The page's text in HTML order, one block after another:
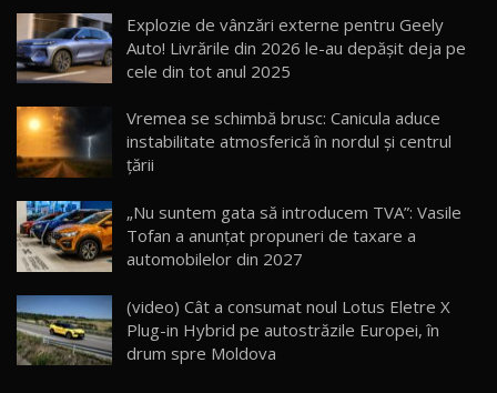
16
AutoBlogMD
13:10
17
30:08
Noul Geely EX5 EM-i care a cucerit Moldova
AutoBlog.MD
23:36
20
Noul ZEEKR 7X / Test Drive AutoBlog.MD
29:08
Explozie de vânzări externe pentru Geely
Auto! Livrările din 2026 le-au depășit deja pe
cele din tot anul 2025
Vremea se schimbă brusc: Canicula aduce
instabilitate atmosferică în nordul și centrul
țării
„Nu suntem gata să introducem TVA”: Vasile
Tofan a anunțat propuneri de taxare a
automobilelor din 2027
(video) Cât a consumat noul Lotus Eletre X
Plug-in Hybrid pe autostrăzile Europei, în
drum spre Moldova